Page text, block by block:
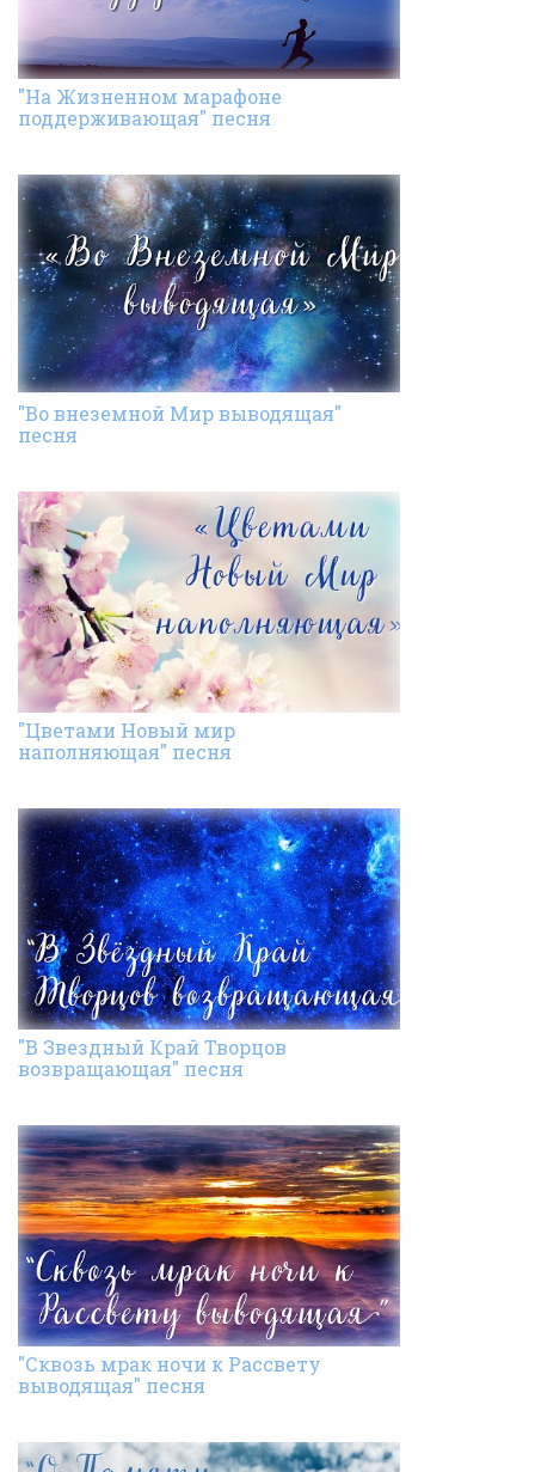
"На Жизненном марафоне
поддерживающая" песня
"Во внеземной Мир выводящая"
песня
"Цветами Новый мир
наполняющая" песня
"В Звездный Край Творцов
возвращающая" песня
"Сквозь мрак ночи к Рассвету
выводящая" песня